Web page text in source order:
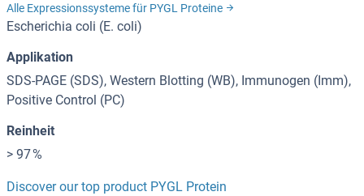
Alle Expressionssysteme für PYGL Proteine
Escherichia coli (E. coli)
Applikation
SDS-PAGE (SDS), Western Blotting (WB), Immunogen (Imm),
Positive Control (PC)
Reinheit
> 97 %
Discover our top product PYGL Protein